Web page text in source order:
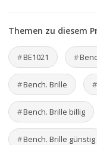
Themen zu diesem
BE1021
Bench. Brille
Bench. Brille billig
Bench. Brille günstig